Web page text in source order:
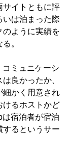
サイトともに評
いは泊まった際
のように実績を
。
ミュニケーシ
良かったか、
細かく用意され
けるホストかど
宿泊者が宿泊
するというサー